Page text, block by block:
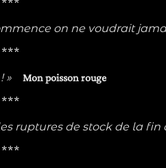
on ne voudrait
***
» Mon poisson rouge
***
ruptures de stock de la fin
***